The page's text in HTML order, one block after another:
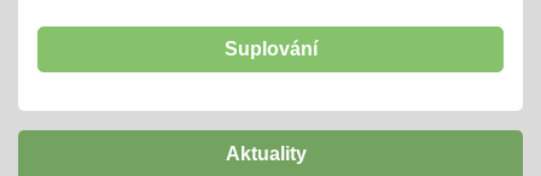
Suplování
Aktuality